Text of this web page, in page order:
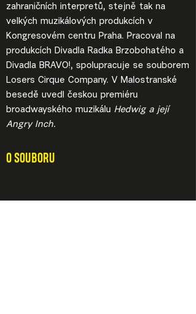
zahraničních interpretů, stejně tak na
velkých muzikálových produkcích v
Kongresovém centru Praha. Pracoval na
produkcích Divadla Radka Brzobohatého a
Divadla BRAVO!, spolupracuje se souborem
Losers Cirque Company. V Malostranské
besedě uvedl českou premiéru
broadwayského muzikálu Hedwig a její
Angry Inch.
O SOUBORU